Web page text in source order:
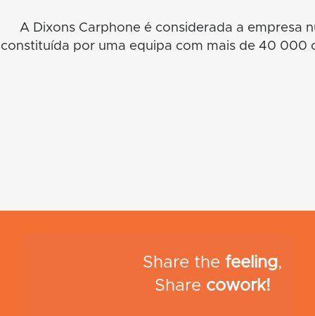
A Dixons Carphone é considerada a empresa
constituída por uma equipa com mais de 40 000
Share the feeling,
Share cowork!